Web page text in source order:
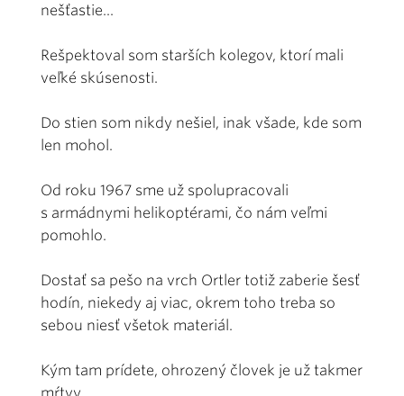
nešťastie...
Rešpektoval som starších kolegov, ktorí mali
veľké skúsenosti.
Do stien som nikdy nešiel, inak všade, kde som
len mohol.
Od roku 1967 sme už spolupracovali
s armádnymi helikoptérami, čo nám veľmi
pomohlo.
Dostať sa pešo na vrch Ort­ler totiž zaberie šesť
hodín, niekedy aj viac, okrem toho treba so
sebou niesť všetok materiál.
Kým tam prídete, ohrozený človek je už takmer